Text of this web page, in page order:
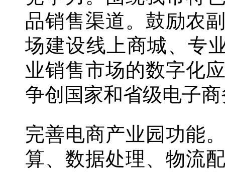
品销售渠道。鼓励农
场建设线上商城、专
业销售市场的数字化
争创国家和省级电子
完善电商产业园功能
算、数据处理、物流